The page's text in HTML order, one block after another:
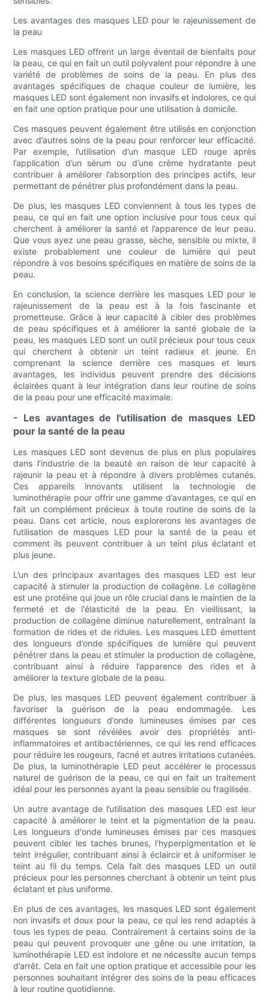
Les avantages des masques LED pour le rajeunissement de
la peau
Les masques LED offrent un large éventail de bienfaits pour
la peau, ce qui en fait un outil polyvalent pour répondre à une
variété de problèmes de soins de la peau. En plus des
avantages spécifiques de chaque couleur de lumière, les
masques LED sont également non invasifs et indolores, ce qui
en fait une option pratique pour une utilisation à domicile.
Ces masques peuvent également être utilisés en conjonction
avec d’autres soins de la peau pour renforcer leur efficacité.
Par exemple, l’utilisation d’un masque LED rouge après
l’application d’un sérum ou d’une crème hydratante peut
contribuer à améliorer l’absorption des principes actifs, leur
permettant de pénétrer plus profondément dans la peau.
De plus, les masques LED conviennent à tous les types de
peau, ce qui en fait une option inclusive pour tous ceux qui
cherchent à améliorer la santé et l’apparence de leur peau.
Que vous ayez une peau grasse, sèche, sensible ou mixte, il
existe probablement une couleur de lumière qui peut
répondre à vos besoins spécifiques en matière de soins de la
peau.
En conclusion, la science derrière les masques LED pour le
rajeunissement de la peau est à la fois fascinante et
prometteuse. Grâce à leur capacité à cibler des problèmes
de peau spécifiques et à améliorer la santé globale de la
peau, les masques LED sont un outil précieux pour tous ceux
qui cherchent à obtenir un teint radieux et jeune. En
comprenant la science derrière ces masques et leurs
avantages, les individus peuvent prendre des décisions
éclairées quant à leur intégration dans leur routine de soins
de la peau pour une efficacité maximale.
- Les avantages de l'utilisation de masques LED
pour la santé de la peau
Les masques LED sont devenus de plus en plus populaires
dans l’industrie de la beauté en raison de leur capacité à
rajeunir la peau et à répondre à divers problèmes cutanés.
Ces appareils innovants utilisent la technologie de
luminothérapie pour offrir une gamme d’avantages, ce qui en
fait un complément précieux à toute routine de soins de la
peau. Dans cet article, nous explorerons les avantages de
l’utilisation de masques LED pour la santé de la peau et
comment ils peuvent contribuer à un teint plus éclatant et
plus jeune.
L’un des principaux avantages des masques LED est leur
capacité à stimuler la production de collagène. Le collagène
est une protéine qui joue un rôle crucial dans le maintien de la
fermeté et de l'élasticité de la peau. En vieillissant, la
production de collagène diminue naturellement, entraînant la
formation de rides et de ridules. Les masques LED émettent
des longueurs d’onde spécifiques de lumière qui peuvent
pénétrer dans la peau et stimuler la production de collagène,
contribuant ainsi à réduire l’apparence des rides et à
améliorer la texture globale de la peau.
De plus, les masques LED peuvent également contribuer à
favoriser la guérison de la peau endommagée. Les
différentes longueurs d’onde lumineuses émises par ces
masques se sont révélées avoir des propriétés anti-
inflammatoires et antibactériennes, ce qui les rend efficaces
pour réduire les rougeurs, l’acné et autres irritations cutanées.
De plus, la luminothérapie LED peut accélérer le processus
naturel de guérison de la peau, ce qui en fait un traitement
idéal pour les personnes ayant la peau sensible ou fragilisée.
Un autre avantage de l’utilisation des masques LED est leur
capacité à améliorer le teint et la pigmentation de la peau.
Les longueurs d'onde lumineuses émises par ces masques
peuvent cibler les taches brunes, l'hyperpigmentation et le
teint irrégulier, contribuant ainsi à éclaircir et à uniformiser le
teint au fil du temps. Cela fait des masques LED un outil
précieux pour les personnes cherchant à obtenir un teint plus
éclatant et plus uniforme.
En plus de ces avantages, les masques LED sont également
non invasifs et doux pour la peau, ce qui les rend adaptés à
tous les types de peau. Contrairement à certains soins de la
peau qui peuvent provoquer une gêne ou une irritation, la
luminothérapie LED est indolore et ne nécessite aucun temps
d’arrêt. Cela en fait une option pratique et accessible pour les
personnes souhaitant intégrer des soins de la peau efficaces
à leur routine quotidienne.